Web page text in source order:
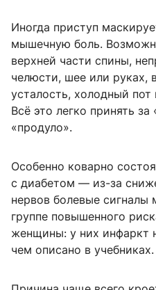
Иногда приступ
мышечную боль.
верхней части спины,
челюсти, шее или руках,
усталость, холодный пот
Всё это легко принять
«продуло».
Особенно коварно
с диабетом — из-за
нервов болевые сигналы
группе повышенного
женщины: у них инфаркт
чем описано в учебниках.